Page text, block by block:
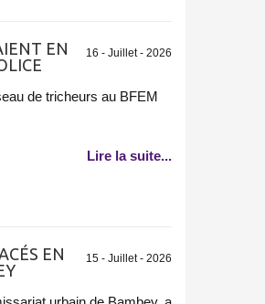
16 - Juillet - 2026
EN
de tricheurs au BFEM
Lire la suite...
15 - Juillet - 2026
EN